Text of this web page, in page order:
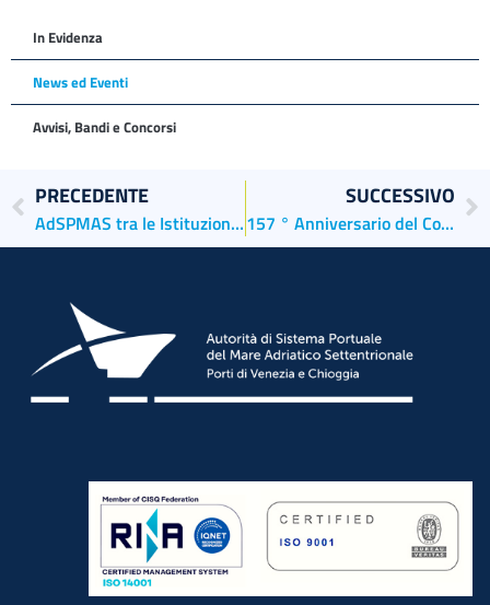
In Evidenza
News ed Eventi
Avvisi, Bandi e Concorsi
PRECEDENTE
AdSPMAS tra le Istituzioni “supporter” della Festa di San Pietro di Castello
SUCCESSIVO
157 ° Anniversario del Corpo delle Capitanerie di Porto Venezia